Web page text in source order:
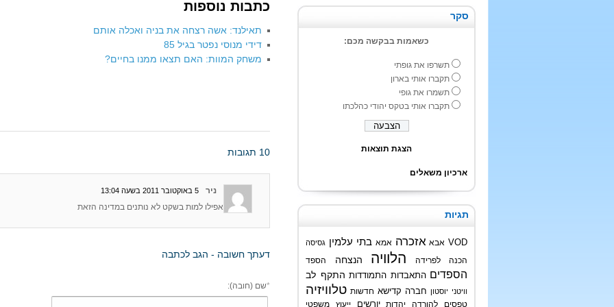
כתבות נוספות
תאילנד: אשה רצחה את בניה ואכלה אותם
דידי מנוסי נפטר בגיל 85
משחק המוות: האם תצאו ממנו בחיים?
10 תגובות
ניר 5 באוקטובר 2011 בשעה 13:04
אפילו למות בשקט לא נותנים במדינה הזאת
דעתך חשובה - הגב לכתבה
שם (חובה):*
סקר
כשאמות בבקשה מכם:
תשרפו את גופתי
תקברו אותי בארון
תשמרו את גופי
תקברו אותי בטקס יהודי כהלכתו
הצגת תוצאות
ארכיון משאלים
תגיות
VOD אבא אזכרה אמא בתי עלמין גסיסה
הכנה לפרידה הלוויה הנצחה הספד
הספדים התאבדות התמודדות התקף לב
וויטני יוסטון חברה קדישא חדשות טלוויזיה
טפסים להורדה יהדות יורשים ייעוץ משפטי